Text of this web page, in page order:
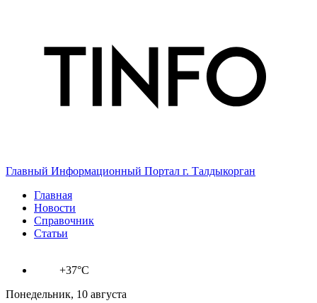
Главный Информационный Портал г. Талдыкорган
Главная
Новости
Справочник
Статьи
+37°C
Понедельник, 10 августа